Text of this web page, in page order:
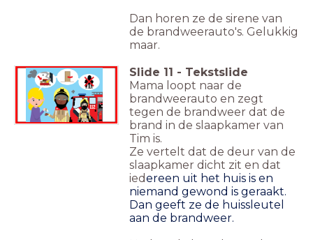
Dan horen ze de sirene van
de brandweerauto's. Gelukkig
maar.
Slide 11 - Tekstslide
Mama loopt naar de
brandweerauto en zegt
tegen de brandweer dat de
brand in de slaapkamer van
Tim is.
Ze vertelt dat de deur van de
slaapkamer dicht zit en dat
iedereen uit het huis is en
niemand gewond is geraakt.
Dan geeft ze de huissleutel
aan de brandweer.